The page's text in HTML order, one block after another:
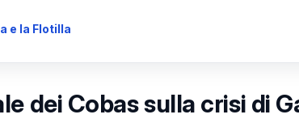
e la Flotilla
dei Cobas sulla crisi di